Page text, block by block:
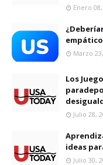
Enero
Marzo
Los
Julio 28,
ideas
Julio 30,